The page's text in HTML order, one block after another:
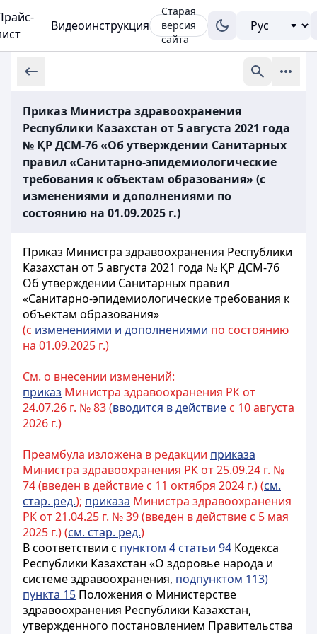
Видеоинструкция
Старая
версия
сайта
Приказ Министра здравоохранения
Республики Казахстан от 5 августа 2021 года
№ ҚР ДСМ-76 «Об утверждении Санитарных
правил «Санитарно-эпидемиологические
требования к объектам образования» (с
изменениями и дополнениями по
состоянию на 01.09.2025 г.)
Приказ Министра здравоохранения Республики
Казахстан от 5 августа 2021 года № ҚР ДСМ-76
Об утверждении Санитарных правил
«Санитарно-эпидемиологические требования к
объектам образования»
(с изменениями и дополнениями по состоянию
на 01.09.2025 г.)
См. о внесении изменений:
приказ Министра здравоохранения РК от
24.07.26 г. № 83 (вводится в действие с 10 августа
2026 г.)
Преамбула изложена в редакции приказа
Министра здравоохранения РК от 25.09.24 г. №
74 (введен в действие с 11 октября 2024 г.) (см.
стар. ред.); приказа Министра здравоохранения
РК от 21.04.25 г. № 39 (введен в действие с 5 мая
2025 г.) (см. стар. ред.)
В соответствии с пунктом 4 статьи 94 Кодекса
Республики Казахстан «О здоровье народа и
системе здравоохранения, подпунктом 113)
пункта 15 Положения о Министерстве
здравоохранения Республики Казахстан,
утвержденного постановлением Правительства